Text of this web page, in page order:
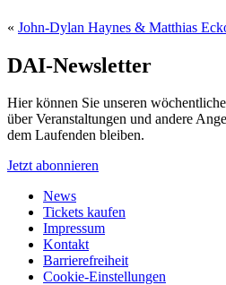
« John-Dylan Haynes & Matthias
DAI-Newsletter
Hier können Sie unseren
über Veranstaltungen und andere
dem Laufenden bleiben.
Jetzt abonnieren
News
Tickets kaufen
Impressum
Kontakt
Barrierefreiheit
Cookie-Einstellungen